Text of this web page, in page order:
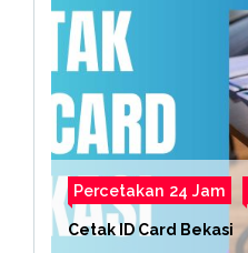
Percetakan 24 Jam
Cetak ID Card Bekasi